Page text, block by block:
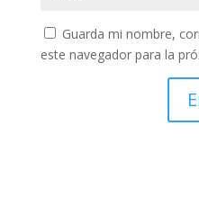
Guarda mi nombre,
este navegador para la